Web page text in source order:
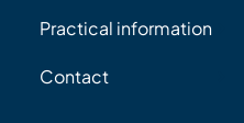
Practical information
Contact